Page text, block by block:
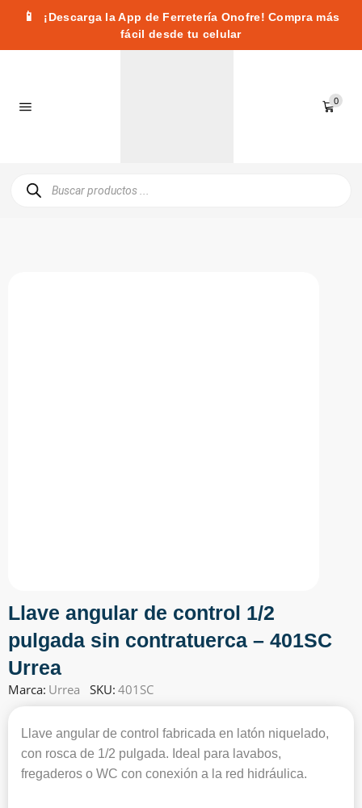
📱
¡Descarga la App de Ferretería Onofre! Compra más
fácil desde tu celular
0
Llave angular de control 1/2
pulgada sin contratuerca – 401SC
Urrea
Marca: Urrea SKU: 401SC
Llave angular de control fabricada en latón niquelado,
con rosca de 1/2 pulgada. Ideal para lavabos,
fregaderos o WC con conexión a la red hidráulica.